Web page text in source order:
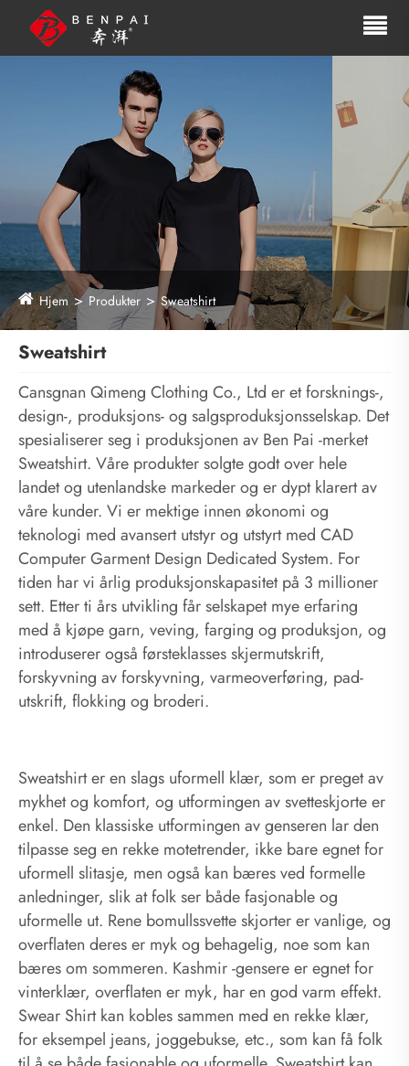
Hjem Produkter Sweatshirt
Sweatshirt
Cansgnan Qimeng Clothing Co., Ltd er et forsknings-,
design-, produksjons- og salgsproduksjonsselskap. Det
spesialiserer seg i produksjonen av Ben Pai -merket
Sweatshirt. Våre produkter solgte godt over hele
landet og utenlandske markeder og er dypt klarert av
våre kunder. Vi er mektige innen økonomi og
teknologi med avansert utstyr og utstyrt med CAD
Computer Garment Design Dedicated System. For
tiden har vi årlig produksjonskapasitet på 3 millioner
sett. Etter ti års utvikling får selskapet mye erfaring
med å kjøpe garn, veving, farging og produksjon, og
introduserer også førsteklasses skjermutskrift,
forskyvning av forskyvning, varmeoverføring, pad-
utskrift, flokking og broderi.
Sweatshirt er en slags uformell klær, som er preget av
mykhet og komfort, og utformingen av svetteskjorte er
enkel. Den klassiske utformingen av genseren lar den
tilpasse seg en rekke motetrender, ikke bare egnet for
uformell slitasje, men også kan bæres ved formelle
anledninger, slik at folk ser både fasjonable og
uformelle ut. Rene bomullssvette skjorter er vanlige, og
overflaten deres er myk og behagelig, noe som kan
bæres om sommeren. Kashmir -gensere er egnet for
vinterklær, overflaten er myk, har en god varm effekt.
Swear Shirt kan kobles sammen med en rekke klær,
for eksempel jeans, joggebukse, etc., som kan få folk